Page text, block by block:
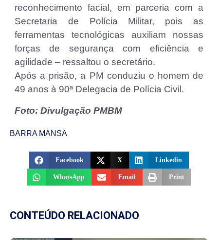
reconhecimento facial, em parceria com a
Secretaria de Polícia Militar, pois as
ferramentas tecnológicas auxiliam nossas
forças de segurança com eficiência e
agilidade – ressaltou o secretário.
Após a prisão, a PM conduziu o homem de
49 anos à 90ª Delegacia de Polícia Civil.
Foto: Divulgação PMBM
BARRA MANSA
Facebook X Linkedin
WhatsApp Email Print
CONTEÚDO RELACIONADO